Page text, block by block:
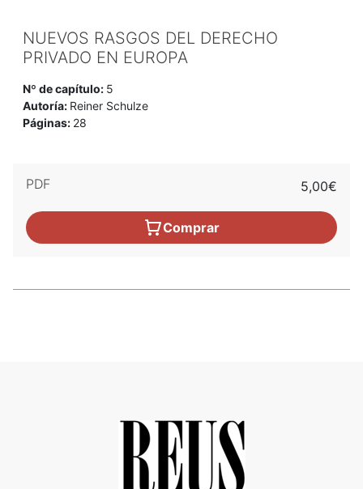
NUEVOS RASGOS DEL DERECHO
PRIVADO EN EUROPA
Nº de capítulo: 5
Autoría: Reiner Schulze
Páginas: 28
PDF 5,00€
Comprar